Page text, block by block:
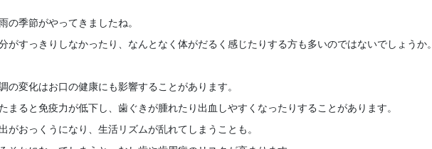
の季節がやってきましたね。
がすっきりしなかったり、なんとなく体がだるく感じたりする方も多いのではないでしょうか。
の変化はお口の健康にも影響することがあります。
まると免疫力が低下し、歯ぐきが腫れたり出血しやすくなったりすることがあります。
がおっくうになり、生活リズムが乱れてしまうことも。